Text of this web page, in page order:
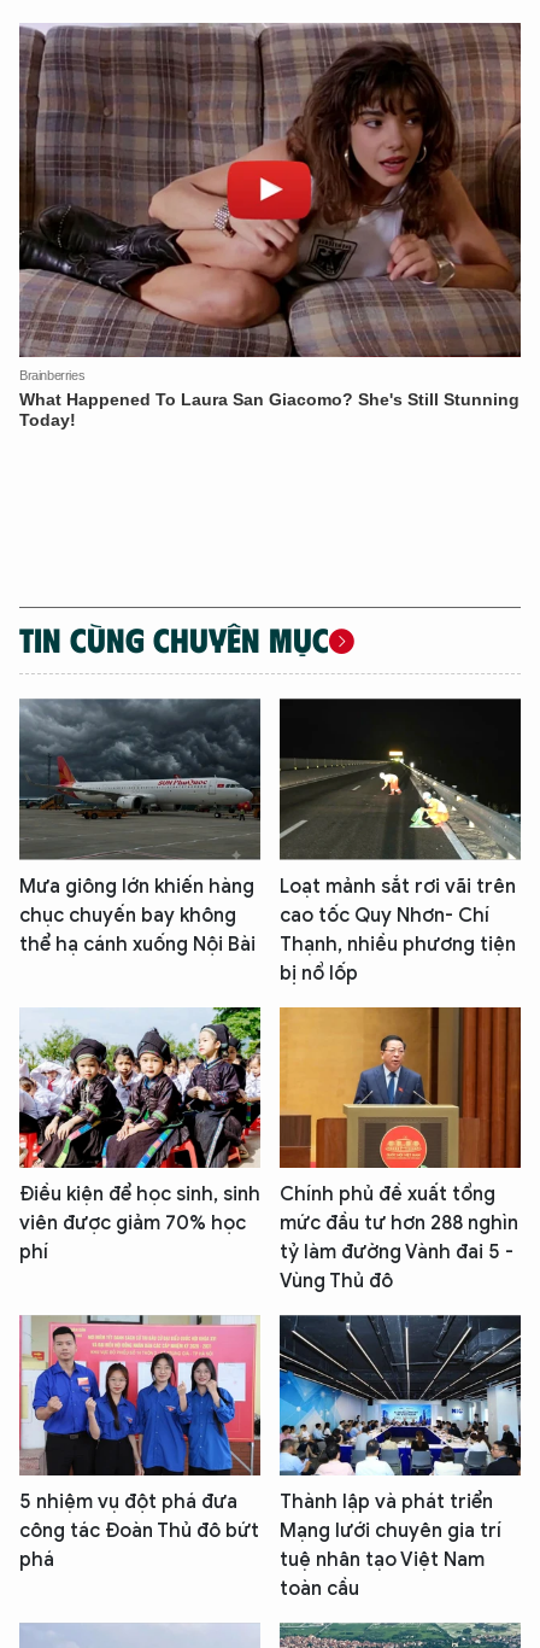
TIN CÙNG CHUYÊN MỤC
Mưa giông lớn khiến hàng
chục chuyến bay không
thể hạ cánh xuống Nội Bài
Loạt mảnh sắt rơi vãi trên
cao tốc Quy Nhơn- Chí
Thạnh, nhiều phương tiện
bị nổ lốp
Điều kiện để học sinh, sinh
viên được giảm 70% học
phí
Chính phủ đề xuất tổng
mức đầu tư hơn 288 nghìn
tỷ làm đường Vành đai 5 -
Vùng Thủ đô
5 nhiệm vụ đột phá đưa
công tác Đoàn Thủ đô bứt
phá
Thành lập và phát triển
Mạng lưới chuyên gia trí
tuệ nhân tạo Việt Nam
toàn cầu
XIN CHÀO,